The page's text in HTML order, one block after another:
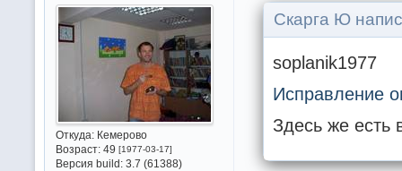
Откуда:Кемерово
Возраст:49 [1977-03-17]
Версия build:3.7 (61388)
Скарга Ю
soplanik1977
Исправление
Здесь же есть